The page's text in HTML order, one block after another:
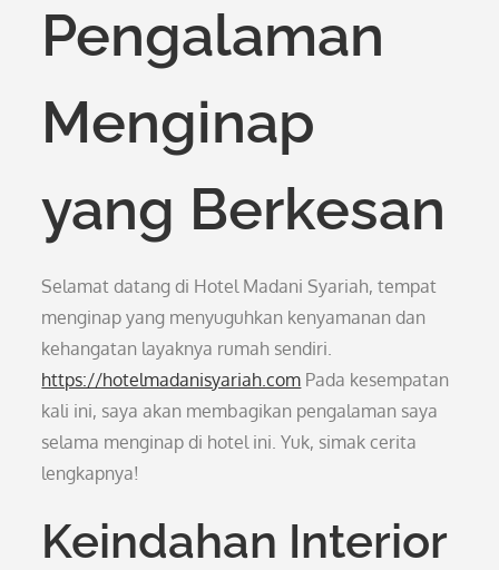
Pengalaman
Menginap
yang Berkesan
Selamat datang di Hotel Madani Syariah, tempat
menginap yang menyuguhkan kenyamanan dan
kehangatan layaknya rumah sendiri.
https://hotelmadanisyariah.com Pada kesempatan
kali ini, saya akan membagikan pengalaman saya
selama menginap di hotel ini. Yuk, simak cerita
lengkapnya!
Keindahan Interior